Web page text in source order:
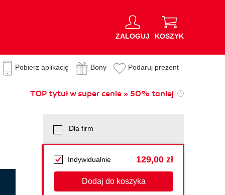
ZALOGUJ KOSZYK
Pobierz aplikację Bony Podaruj prezent
TOP tytuł w super cenie » 50% taniej
Dla firm
Indywidualnie 129,00 zł
Dodaj do koszyka